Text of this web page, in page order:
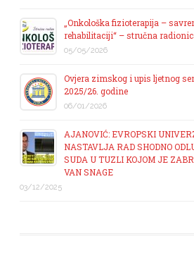
„Onkološka fizioterapija –
rehabilitaciji“ – stručna
05/05/2026
Ovjera zimskog i upis ljetnog
2025/26. godine
06/01/2026
AJANOVIĆ: EVROPSKI
NASTAVLJA RAD SHODNO
SUDA U TUZLI KOJOM JE
VAN SNAGE
03/12/2025